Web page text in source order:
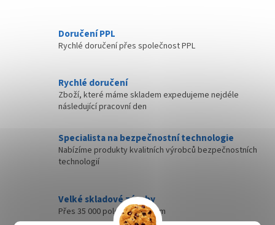
Doručení PPL
Rychlé doručení přes společnost PPL
Rychlé doručení
Zboží, které máme skladem expedujeme nejdéle
následující pracovní den
Specialista na bezpečnostní technologie
Nabízíme produkty kvalitních výrobců bezpečnostních
technologií
Velké skladové zásoby
Přes 35 000 položek skladem